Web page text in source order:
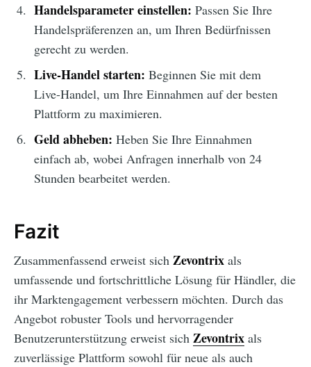
Handelsparameter einstellen: Passen Sie Ihre
Handelspräferenzen an, um Ihren Bedürfnissen
gerecht zu werden.
Live-Handel starten: Beginnen Sie mit dem
Live-Handel, um Ihre Einnahmen auf der besten
Plattform zu maximieren.
Geld abheben: Heben Sie Ihre Einnahmen
einfach ab, wobei Anfragen innerhalb von 24
Stunden bearbeitet werden.
Fazit
Zusammenfassend erweist sich Zevontrix als
umfassende und fortschrittliche Lösung für Händler, die
ihr Marktengagement verbessern möchten. Durch das
Angebot robuster Tools und hervorragender
Benutzerunterstützung erweist sich Zevontrix als
zuverlässige Plattform sowohl für neue als auch